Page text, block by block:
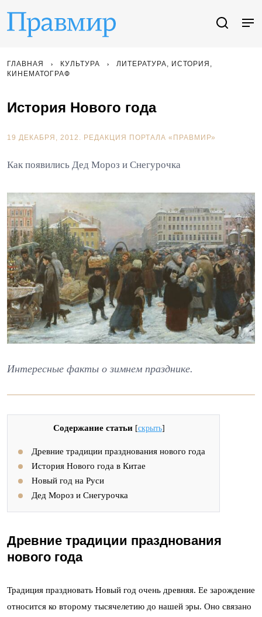
ГЛАВНАЯ КУЛЬТУРА
ЛИТЕРАТУРА, ИСТОРИЯ,
КИНЕМАТОГРАФ
История Нового года
19 ДЕКАБРЯ, 2012. РЕДАКЦИЯ ПОРТАЛА «ПРАВМИР»
Как появились Дед Мороз и Снегурочка
Интересные факты о зимнем празднике.
Содержание статьи [скрыть]
Древние традиции празднования нового года
История Нового года в Китае
Новый год на Руси
Дед Мороз и Снегурочка
Древние традиции празднования
нового года
Традиция праздновать Новый год очень древняя. Ее зарождение
относится ко второму тысячелетию до нашей эры. Оно связано